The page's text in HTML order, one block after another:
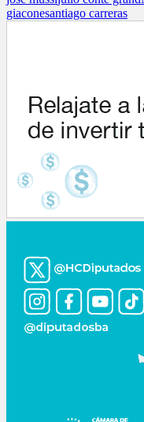
giaconesantiago carreras